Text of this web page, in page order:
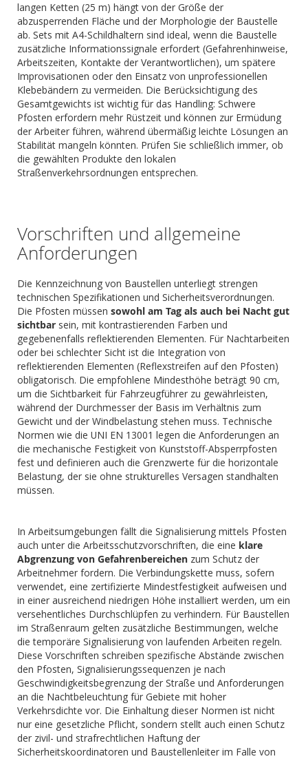
langen Ketten (25 m) hängt von der Größe der
abzusperrenden Fläche und der Morphologie der Baustelle
ab. Sets mit A4-Schildhaltern sind ideal, wenn die Baustelle
zusätzliche Informationssignale erfordert (Gefahrenhinweise,
Arbeitszeiten, Kontakte der Verantwortlichen), um spätere
Improvisationen oder den Einsatz von unprofessionellen
Klebebändern zu vermeiden. Die Berücksichtigung des
Gesamtgewichts ist wichtig für das Handling: Schwere
Pfosten erfordern mehr Rüstzeit und können zur Ermüdung
der Arbeiter führen, während übermäßig leichte Lösungen an
Stabilität mangeln könnten. Prüfen Sie schließlich immer, ob
die gewählten Produkte den lokalen
Straßenverkehrsordnungen entsprechen.
Vorschriften und allgemeine
Anforderungen
Die Kennzeichnung von Baustellen unterliegt strengen
technischen Spezifikationen und Sicherheitsverordnungen.
Die Pfosten müssen sowohl am Tag als auch bei Nacht gut
sichtbar sein, mit kontrastierenden Farben und
gegebenenfalls reflektierenden Elementen. Für Nachtarbeiten
oder bei schlechter Sicht ist die Integration von
reflektierenden Elementen (Reflexstreifen auf den Pfosten)
obligatorisch. Die empfohlene Mindesthöhe beträgt 90 cm,
um die Sichtbarkeit für Fahrzeugführer zu gewährleisten,
während der Durchmesser der Basis im Verhältnis zum
Gewicht und der Windbelastung stehen muss. Technische
Normen wie die UNI EN 13001 legen die Anforderungen an
die mechanische Festigkeit von Kunststoff-Absperrpfosten
fest und definieren auch die Grenzwerte für die horizontale
Belastung, der sie ohne strukturelles Versagen standhalten
müssen.
In Arbeitsumgebungen fällt die Signalisierung mittels Pfosten
auch unter die Arbeitsschutzvorschriften, die eine klare
Abgrenzung von Gefahrenbereichen zum Schutz der
Arbeitnehmer fordern. Die Verbindungskette muss, sofern
verwendet, eine zertifizierte Mindestfestigkeit aufweisen und
in einer ausreichend niedrigen Höhe installiert werden, um ein
versehentliches Durchschlüpfen zu verhindern. Für Baustellen
im Straßenraum gelten zusätzliche Bestimmungen, welche
die temporäre Signalisierung von laufenden Arbeiten regeln.
Diese Vorschriften schreiben spezifische Abstände zwischen
den Pfosten, Signalisierungssequenzen je nach
Geschwindigkeitsbegrenzung der Straße und Anforderungen
an die Nachtbeleuchtung für Gebiete mit hoher
Verkehrsdichte vor. Die Einhaltung dieser Normen ist nicht
nur eine gesetzliche Pflicht, sondern stellt auch einen Schutz
der zivil- und strafrechtlichen Haftung der
Sicherheitskoordinatoren und Baustellenleiter im Falle von